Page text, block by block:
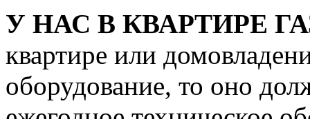
У НАС В КВАРТИРЕ
квартире или
оборудование, то оно